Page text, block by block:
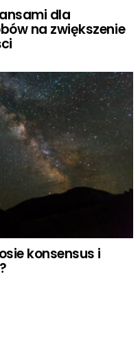
dla
na zwiększenie
konsensus i